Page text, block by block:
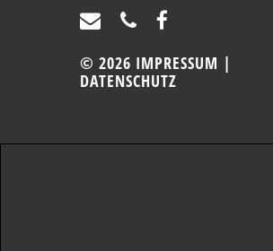
© 2026 IMPRESSUM |
DATENSCHUTZ